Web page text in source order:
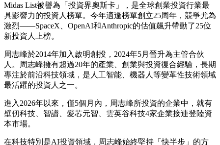
Midas List被譽為「投資界奧斯卡」，是全球創業投資行業最
具影響力的投資人榜單。今年適逢榜單創立25周年，競爭尤為
激烈——SpaceX、OpenAI和Anthropic的估值飆升帶動了25位
新投資人上榜。
周志峰於2014年加入啟明創投，2024年5月晉升為主管合伙
人。周志峰擁有超過20年的產業、創業與投資復合經驗，長期
專注於前沿科技領域，是人工智能、機器人等變革性技術領域
最活躍的投資人之一。
進入2026年以來，僅5個月內，周志峰所投資的企業中，就有
壁仞科技、智譜、愛芯元智、雲英谷科技4家企業接連登陸資
本市場。
在科技特別是AI投資領域，周志峰始終堅持「快半步」的方